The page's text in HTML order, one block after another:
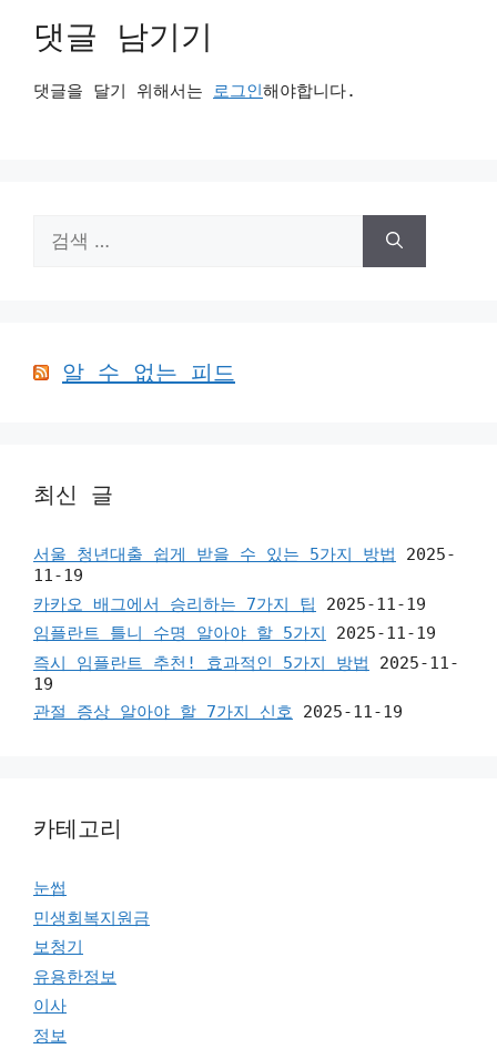
댓글 남기기
댓글을 달기 위해서는 로그인해야합니다.
색:
알 수 없는 피드
최신 글
서울 청년대출 쉽게 받을 수 있는 5가지 방법
2025-
11-19
카카오 배그에서 승리하는 7가지 팁
2025-11-19
임플란트 틀니 수명 알아야 할 5가지
2025-11-19
즉시 임플란트 추천! 효과적인 5가지 방법
2025-11-
19
관절 증상 알아야 할 7가지 신호
2025-11-19
카테고리
눈썹
민생회복지원금
보청기
유용한정보
이사
정보